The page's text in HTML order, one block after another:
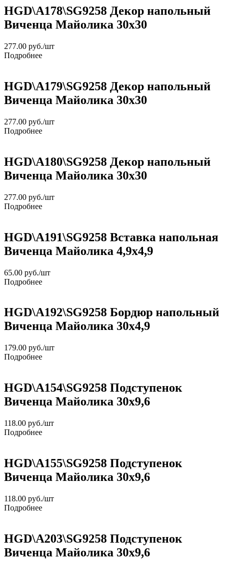
HGD\A178\SG9258 Декор напольный
Виченца Майолика 30х30
277.00 руб./шт
Подробнее
HGD\A179\SG9258 Декор напольный
Виченца Майолика 30х30
277.00 руб./шт
Подробнее
HGD\A180\SG9258 Декор напольный
Виченца Майолика 30х30
277.00 руб./шт
Подробнее
HGD\A191\SG9258 Вставка напольная
Виченца Майолика 4,9х4,9
65.00 руб./шт
Подробнее
HGD\A192\SG9258 Бордюр напольный
Виченца Майолика 30х4,9
179.00 руб./шт
Подробнее
HGD\A154\SG9258 Подступенок
Виченца Майолика 30х9,6
118.00 руб./шт
Подробнее
HGD\A155\SG9258 Подступенок
Виченца Майолика 30х9,6
118.00 руб./шт
Подробнее
HGD\A203\SG9258 Подступенок
Виченца Майолика 30х9,6